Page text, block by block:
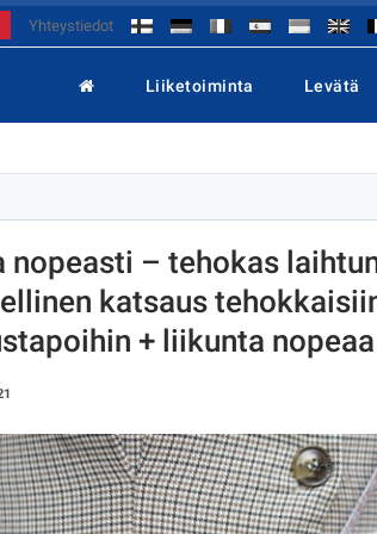
Yhteystiedot
Liiketoiminta Levätä
nopeasti – tehokas
katsaus
+ liikunta